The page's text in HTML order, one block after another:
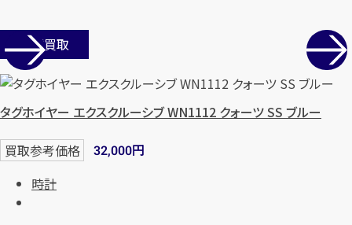
店舗買取
タグホイヤー エクスクルーシブ WN1112 クォーツ SS ブルー
買取参考価格 32,000円
時計